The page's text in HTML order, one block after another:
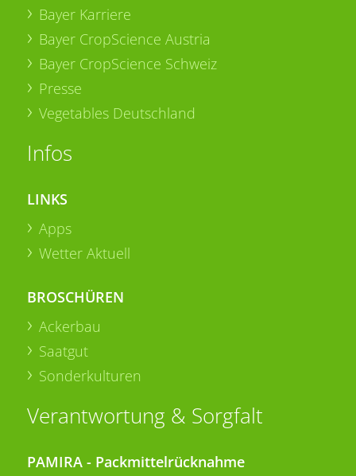
Bayer Karriere
Bayer CropScience Austria
Bayer CropScience Schweiz
Presse
Vegetables Deutschland
Infos
LINKS
Apps
Wetter Aktuell
BROSCHÜREN
Ackerbau
Saatgut
Sonderkulturen
Verantwortung & Sorgfalt
PAMIRA - Packmittelrücknahme